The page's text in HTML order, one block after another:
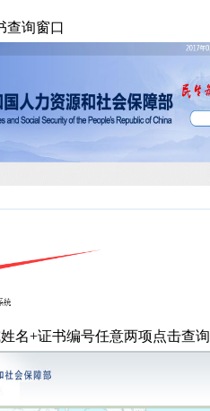
查询窗口
名+证书编号任意两项点击查询